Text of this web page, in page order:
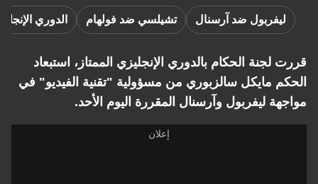
ليفربول ضد آرسنال تشيلسي ضد فولهام الدوري
قررت لجنة الحكام بالدوري الإنجليزي الممتاز، استبعاد
الحكم مايكل سالزبوري من مسؤولية "تقنية الفيديو" في
مواجهة ليفربول وآرسنال المقررة اليوم الأحد.